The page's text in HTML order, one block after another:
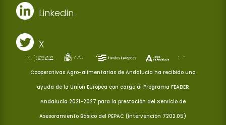
Linkedin
X
Cooperativas Agro-alimentarias de Andalucía ha recibido una
ayuda de la Unión Europea con cargo al Programa FEADER
Andalucía 2021-2027 para la prestación del Servicio de
Asesoramiento Básico del PEPAC (Intervención 7202.05)